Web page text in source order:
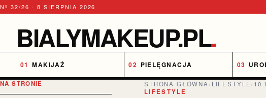
Nº 32/26 · 8 SIERPNIA 2026
BIALYMAKEUP.PL.
MAKIJAŻ PIELĘGNACJA
NA STRONIE STRONA GŁÓWNA › LIFESTYLE› 10
LIFESTYLE